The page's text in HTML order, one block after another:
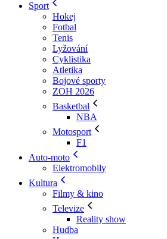
Sport
Hokej
Fotbal
Tenis
Lyžování
Cyklistika
Atletika
Bojové sporty
ZOH 2026
Basketbal
NBA
Motosport
F1
Auto-moto
Elektromobily
Kultura
Filmy & kino
Televize
Reality show
Hudba